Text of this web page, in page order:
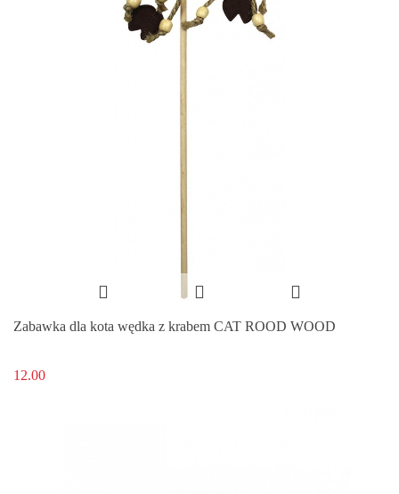
Zabawka dla kota wędka z krabem CAT ROOD WOOD
12.00